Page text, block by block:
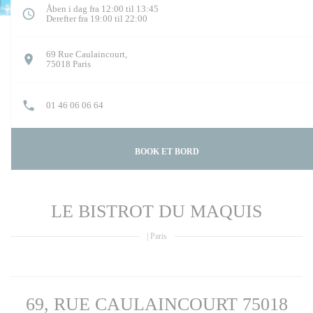
Åben i dag fra 12:00 til 13:45
Derefter fra 19:00 til 22:00
69 Rue Caulaincourt,
75018 Paris((åbner i et nyt vindue))
01 46 06 06 64
BOOK ET BORD
LE BISTROT DU MAQUIS
Paris
69, RUE CAULAINCOURT 75018